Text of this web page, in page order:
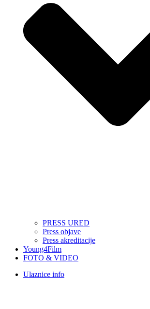
PRESS URED
Press objave
Press akreditacije
Young4Film
FOTO & VIDEO
Ulaznice info